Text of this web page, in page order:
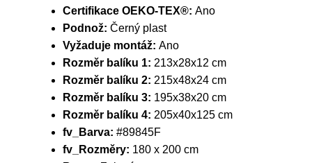
Certifikace OEKO-TEX®: Ano
Podnož: Černý plast
Vyžaduje montáž: Ano
Rozměr balíku 1: 213x28x12 cm
Rozměr balíku 2: 215x48x24 cm
Rozměr balíku 3: 195x38x20 cm
Rozměr balíku 4: 205x40x125 cm
fv_Barva: #89845F
fv_Rozměry: 180 x 200 cm